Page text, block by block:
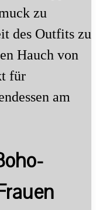
zu
des Outfits zu
Hauch von
für
am